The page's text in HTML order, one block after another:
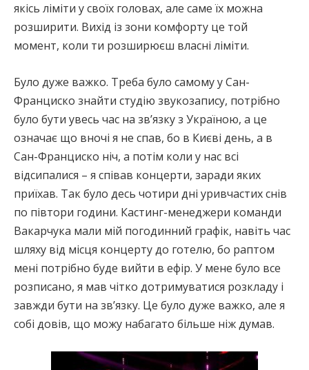
якісь ліміти у своїх головах, але саме їх можна
розширити. Вихід із зони комфорту це той
момент, коли ти розширюєш власні ліміти.
Було дуже важко. Треба було самому у Сан-
Франциско знайти студію звукозапису, потрібно
було бути увесь час на зв’язку з Україною, а це
означає що вночі я не спав, бо в Києві день, а в
Сан-Франциско ніч, а потім коли у нас всі
відсипалися – я співав концерти, заради яких
приїхав. Так було десь чотири дні уривчастих снів
по півтори години. Кастинг-менеджери команди
Вакарчука мали мій погодинний графік, навіть час
шляху від місця концерту до готелю, бо раптом
мені потрібно буде вийти в ефір. У мене було все
розписано, я мав чітко дотримуватися розкладу і
завжди бути на зв’язку. Це було дуже важко, але я
собі довів, що можу набагато більше ніж думав.